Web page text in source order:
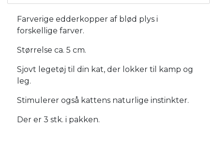
Farverige edderkopper af blød plys i
forskellige farver.
Størrelse ca. 5 cm.
Sjovt legetøj til din kat, der lokker til kamp og
leg.
Stimulerer også kattens naturlige instinkter.
Der er 3 stk. i pakken.